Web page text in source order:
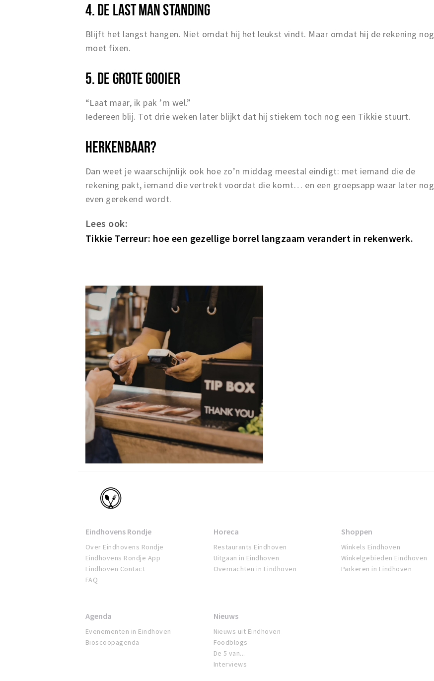
4. DE LAST MAN STANDING
Blijft het langst hangen. Niet omdat hij het leukst vindt. Maar omdat hij de rekening nog
moet fixen.
5. DE GROTE GOOIER
“Laat maar, ik pak ’m wel.”
Iedereen blij. Tot drie weken later blijkt dat hij stiekem toch nog een Tikkie stuurt.
HERKENBAAR?
Dan weet je waarschijnlijk ook hoe zo’n middag meestal eindigt: met iemand die de
rekening pakt, iemand die vertrekt voordat die komt… en een groepsapp waar later nog
even gerekend wordt.
Lees ook:
Tikkie Terreur: hoe een gezellige borrel langzaam verandert in rekenwerk.
Eindhoven
Eindhovens Rondje
Over Eindhovens Rondje
Eindhovens Rondje App
Eindhoven Contact
FAQ
Horeca
Restaurants Eindhoven
Uitgaan in Eindhoven
Overnachten in Eindhoven
Shoppen
Winkels Eindhoven
Winkelgebieden Eindhoven
Parkeren in Eindhoven
Agenda
Evenementen in Eindhoven
Bioscoopagenda
Nieuws
Nieuws uit Eindhoven
Foodblogs
De 5 van...
Interviews